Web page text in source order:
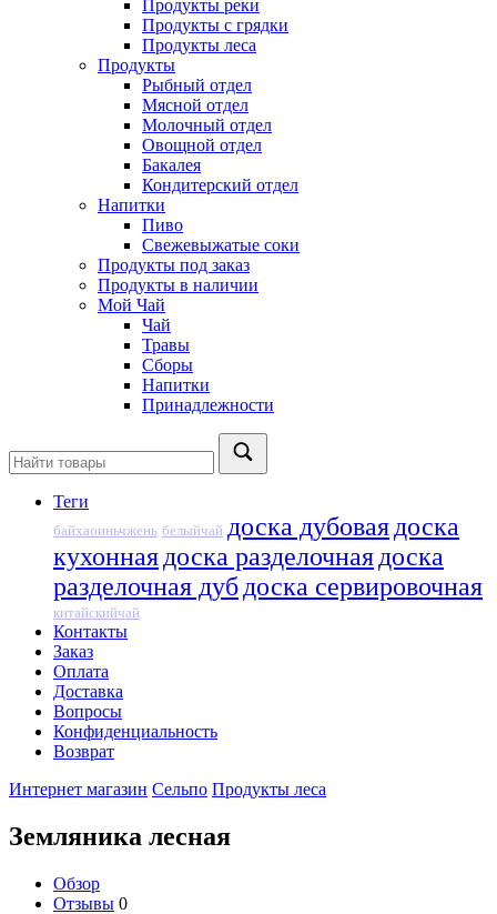
Продукты реки
Продукты с грядки
Продукты леса
Продукты
Рыбный отдел
Мясной отдел
Молочный отдел
Овощной отдел
Бакалея
Кондитерский отдел
Напитки
Пиво
Cвежевыжатые соки
Продукты под заказ
Продукты в наличии
Мой Чай
Чай
Травы
Сборы
Напитки
Принадлежности
Теги
байхаоиньчжень белыйчай доска дубовая доска
кухонная доска разделочная доска
разделочная дуб доска сервировочная
китайскийчай
Контакты
Заказ
Оплата
Доставка
Вопросы
Конфиденциальность
Возврат
Интернет магазин Сельпо Продукты леса
Земляника лесная
Обзор
Отзывы 0